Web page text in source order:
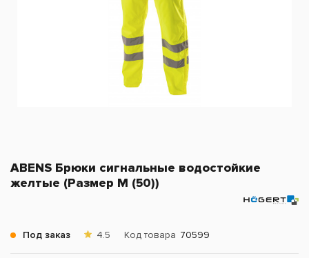
ABENS Брюки сигнальные водостойкие
желтые (Размер M (50))
Под заказ 4.5 Код товара 70599